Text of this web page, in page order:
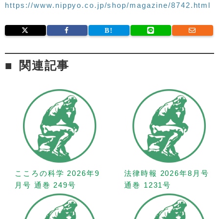
https://www.nippyo.co.jp/shop/magazine/8742.html
関連記事
こころの科学 2026年9
月号 通巻 249号
法律時報 2026年8月号
通巻 1231号